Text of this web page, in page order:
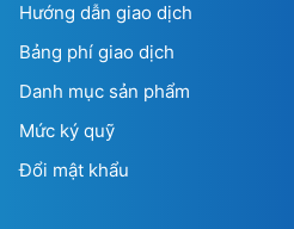
Hướng dẫn giao dịch
Bảng phí giao dịch
Danh mục sản phẩm
Mức ký quỹ
Đổi mật khẩu